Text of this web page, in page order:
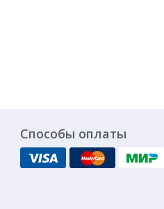
Способы оплаты